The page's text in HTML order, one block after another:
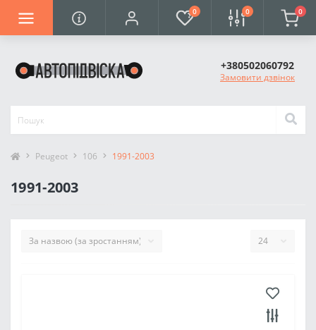
0 0 0
+380502060792
Замовити дзвінок
Peugeot 106 1991-2003
1991-2003